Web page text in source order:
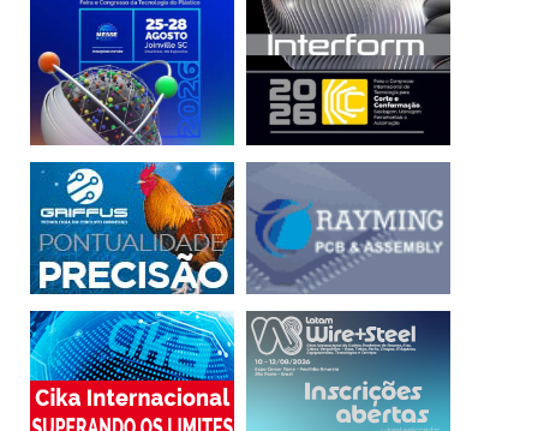
fungibilidade das commodities também complica uma
imagem transparente das cadeias de abastecimento
globais entrelaçadas. Portanto, é provável que as
empresas sejam cuidadosas na forma como comercializam
bens e materiais, para que não tenham uma etiqueta
dizendo de onde eles vêm.
O EFEITO DOMINÓ– Embora a Rússia tenha se
distanciado dos mercados internacionais, seu papel no
fornecimento de metais, minerais, commodities agrícolas e
energia não pode ser totalmente sifonado. Para muitas
economias emergentes, a inflação causa um efeito dominó
que afeta a renda real dos consumidores através das
margens das empresas na produção industrial e a saúde